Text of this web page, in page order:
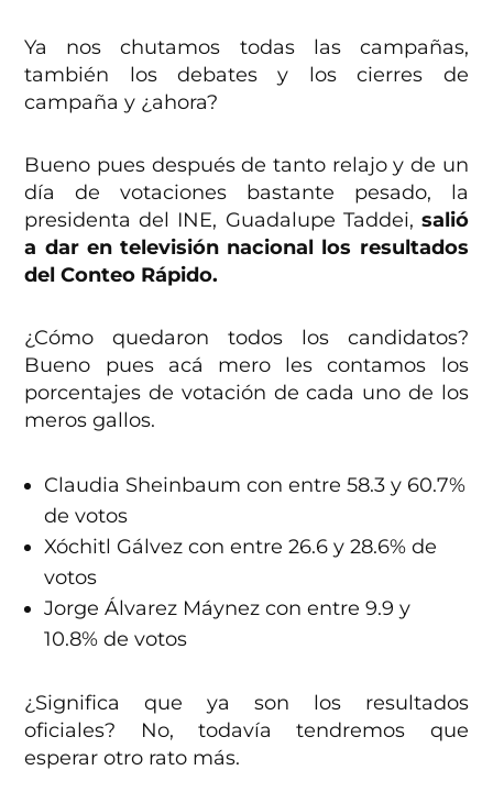
Ya nos chutamos todas las campañas,
también los debates y los cierres de
campaña y ¿ahora?
Bueno pues después de tanto relajo y de un
día de votaciones bastante pesado, la
presidenta del INE, Guadalupe Taddei, salió
a dar en televisión nacional los resultados
del Conteo Rápido.
¿Cómo quedaron todos los candidatos?
Bueno pues acá mero les contamos los
porcentajes de votación de cada uno de los
meros gallos.
Claudia Sheinbaum con entre 58.3 y 60.7%
de votos
Xóchitl Gálvez con entre 26.6 y 28.6% de
votos
Jorge Álvarez Máynez con entre 9.9 y
10.8% de votos
¿Significa que ya son los resultados
oficiales? No, todavía tendremos que
esperar otro rato más.